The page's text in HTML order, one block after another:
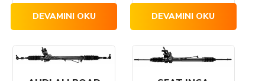
DEVAMINI OKU DEVAMINI OKU